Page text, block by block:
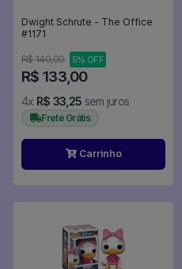
Dwight Schrute - The Office
#1171
R$ 140,00 5% OFF
R$ 133,00
4x R$ 33,25 sem juros
Frete Grátis
Carrinho